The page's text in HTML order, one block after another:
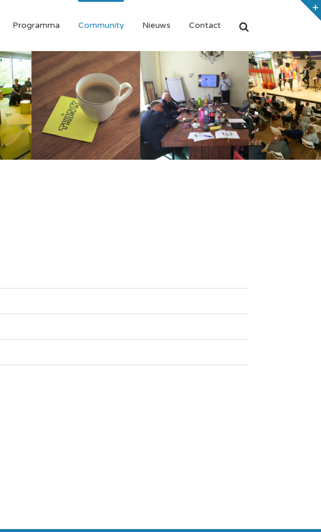
Programma Community Nieuws Contact